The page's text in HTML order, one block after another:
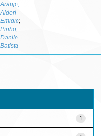
Araujo,
Alderi
Emidio;
Pinho,
Danilo
Batista
1